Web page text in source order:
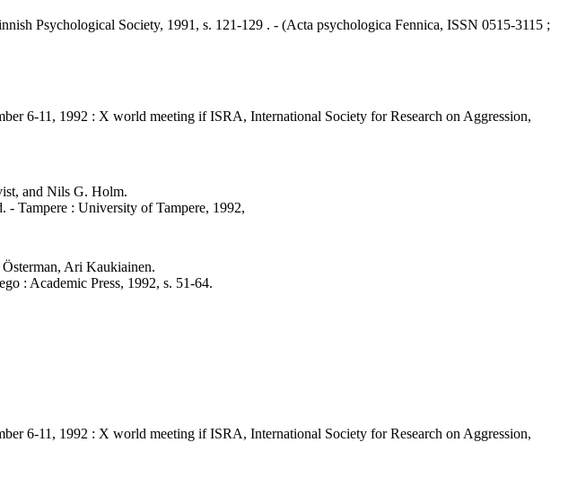
Psychological Society, 1991, s. 121-129 . - (Acta psychologica Fennica, ISSN 0515-3115 ;
6-11, 1992 : X world meeting if ISRA, International Society for Research on Aggression,
and Nils G. Holm.
- Tampere : University of Tampere, 1992,
Ari Kaukiainen.
: Academic Press, 1992, s. 51-64.
6-11, 1992 : X world meeting if ISRA, International Society for Research on Aggression,